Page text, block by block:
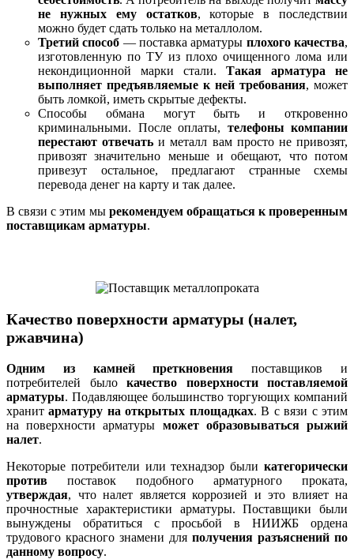
не нужных ему остатков, которые в последствии
можно будет сдать только на металлолом.
Третий способ — поставка арматуры плохого качества,
изготовленную по ТУ из плохо очищенного лома или
некондиционной марки стали. Такая арматура не
выполняет предъявляемые к ней требования, может
быть ломкой, иметь скрытые дефекты.
Способы обмана могут быть и откровенно
криминальными. После оплаты, телефоны компании
перестают отвечать и металл вам просто не привозят,
привозят значительно меньше и обещают, что потом
привезут остальное, предлагают странные схемы
перевода денег на карту и так далее.
В связи с этим мы рекомендуем обращаться к проверенным
поставщикам арматуры.
Качество поверхности арматуры (налет,
ржавчина)
Одним из камней преткновения поставщиков и
потребителей было качество поверхности поставляемой
арматуры. Подавляющее большинство торгующих компаний
хранитарматуру на открытых площадках. В с вязи с этим
на поверхности арматуры может образовываться рыжий
налет.
Некоторые потребители или технадзор были категорически
против поставок подобного арматурного проката,
утверждая, что налет является коррозией и это влияет на
прочностные характеристики арматуры. Поставщики были
вынуждены обратиться с просьбой в НИИЖБ ордена
трудового красного знамени для получения разъяснений по
данному вопросу.